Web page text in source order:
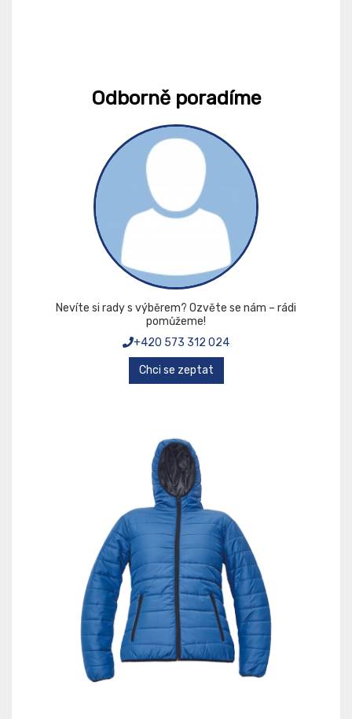
Odborně poradíme
Nevíte si rady s výběrem? Ozvěte se nám – rádi
pomůžeme!
+420 573 312 024
Chci se zeptat